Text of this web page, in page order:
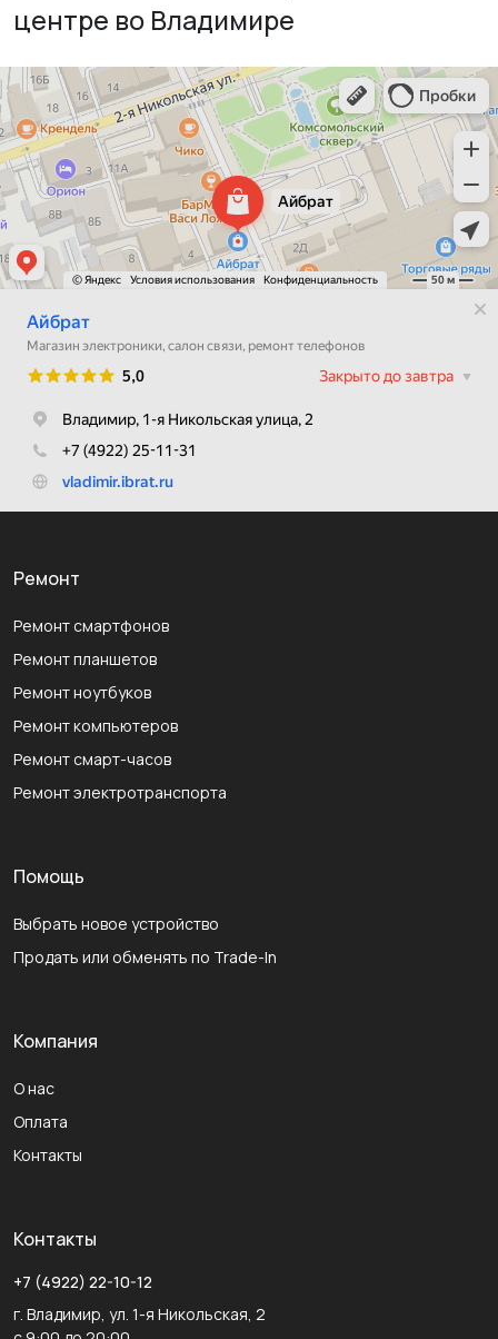
центре во Владимире
Ремонт
Ремонт смартфонов
Ремонт планшетов
Ремонт ноутбуков
Ремонт компьютеров
Ремонт смарт-часов
Ремонт электротранспорта
Помощь
Выбрать новое устройство
Продать или обменять по Trade-In
Компания
О нас
Оплата
Контакты
Контакты
+7 (4922) 22-10-12
г. Владимир, ул. 1-я Никольская, 2